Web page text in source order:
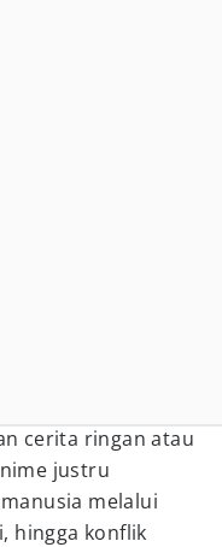
cerita ringan atau
justru
melalui
hingga konflik